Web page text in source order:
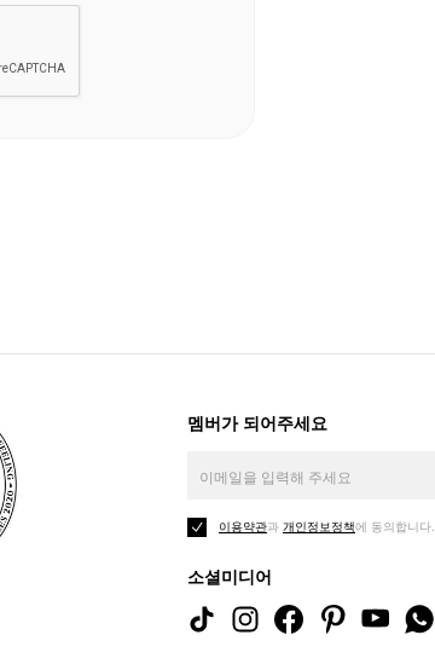
멤버가 되어주세요
이용약관과 개인정보정책에 동의합니다.
소셜미디어